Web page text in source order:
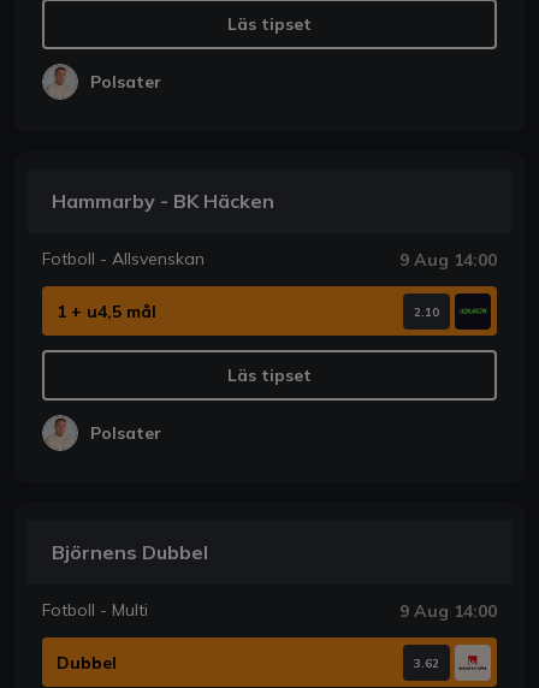
Läs tipset
Polsater
Hammarby - BK Häcken
Fotboll - Allsvenskan 9 Aug 14:00
1 + u4,5 mål 2.10
Läs tipset
Polsater
Björnens Dubbel
Fotboll - Multi 9 Aug 14:00
Dubbel 3.62